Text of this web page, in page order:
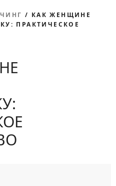
/ КАК ЖЕНЩИНЕ
ПРАКТИЧЕСКОЕ